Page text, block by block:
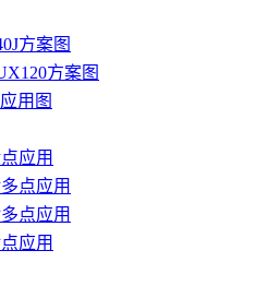
方案图
方案图
用图
应用
点应用
点应用
应用